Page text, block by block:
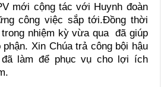
mới cộng tác với Huynh đoàn
công việc sắp tới.Đồng thời
nhiệm kỳ vừa qua đã giúp
Xin Chúa trả công bội hậu
làm để phục vụ cho lợi ích